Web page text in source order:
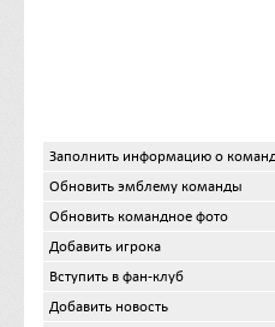
Заполнить информацию о
Обновить эмблему команды
Обновить командное фото
Добавить игрока
Вступить в фан-клуб
Добавить новость